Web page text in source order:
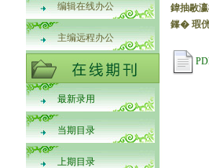
编辑在线办公
主编远程办公
最新录用
当期目录
上期目录
鍏抽敭
鎽� 瑕